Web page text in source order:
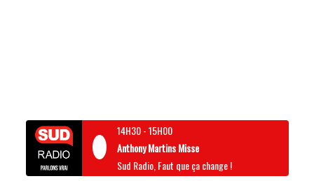
14H30-15H00
Anthony Martins Misse
Sud Radio, Faut que ça change !